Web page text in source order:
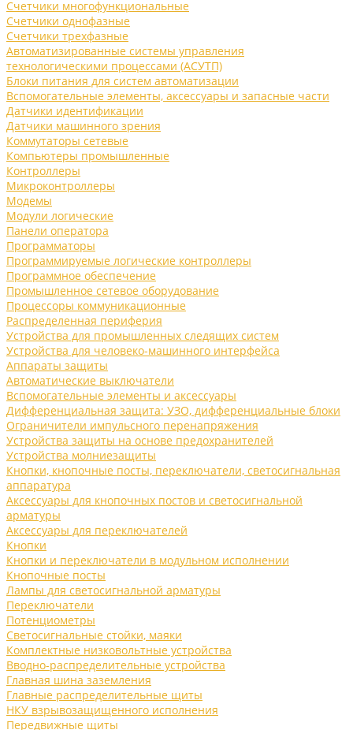
Счетчики многофункциональные
Счетчики однофазные
Счетчики трехфазные
Автоматизированные системы управления
технологическими процессами (АСУТП)
Блоки питания для систем автоматизации
Вспомогательные элементы, аксессуары и запасные части
Датчики идентификации
Датчики машинного зрения
Коммутаторы сетевые
Компьютеры промышленные
Контроллеры
Микроконтроллеры
Модемы
Модули логические
Панели оператора
Программаторы
Программируемые логические контроллеры
Программное обеспечение
Промышленное сетевое оборудование
Процессоры коммуникационные
Распределенная периферия
Устройства для промышленных следящих систем
Устройства для человеко-машинного интерфейса
Аппараты защиты
Автоматические выключатели
Вспомогательные элементы и аксессуары
Дифференциальная защита: УЗО, дифференциальные блоки
Ограничители импульсного перенапряжения
Устройства защиты на основе предохранителей
Устройства молниезащиты
Кнопки, кнопочные посты, переключатели, светосигнальная
аппаратура
Аксессуары для кнопочных постов и светосигнальной
арматуры
Аксессуары для переключателей
Кнопки
Кнопки и переключатели в модульном исполнении
Кнопочные посты
Лампы для светосигнальной арматуры
Переключатели
Потенциометры
Светосигнальные стойки, маяки
Комплектные низковольтные устройства
Вводно-распределительные устройства
Главная шина заземления
Главные распределительные щиты
НКУ взрывозащищенного исполнения
Передвижные щиты